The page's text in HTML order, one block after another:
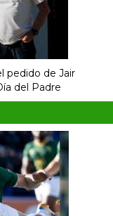
pedido de Jair
del Padre